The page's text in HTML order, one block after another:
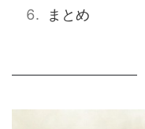
まとめ